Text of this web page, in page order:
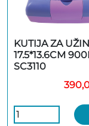
KUTIJA ZA
17.5*13.6CM
SC3110